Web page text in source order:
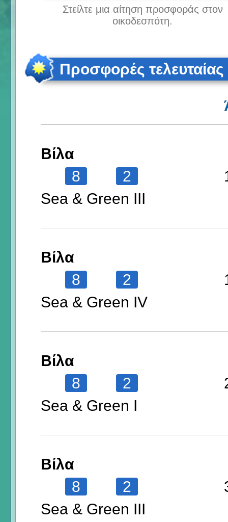
Στείλτε μια αίτηση προσφοράς στον
οικοδεσπότη.
Προσφορές τελευταίας
Βίλα
8
2
Sea & Green III
Βίλα
8
2
Sea & Green IV
Βίλα
8
2
Sea & Green I
Βίλα
8
2
Sea & Green III